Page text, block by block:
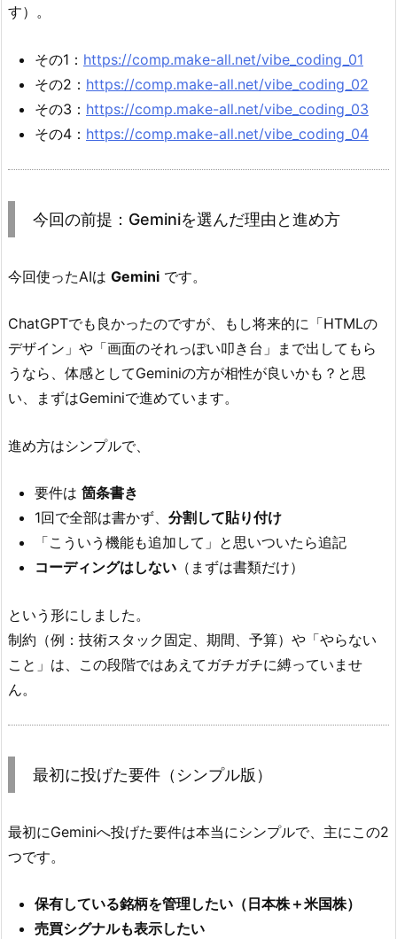
す）。
その1： https://comp.make-all.net/vibe_coding_01
その2： https://comp.make-all.net/vibe_coding_02
その3： https://comp.make-all.net/vibe_coding_03
その4： https://comp.make-all.net/vibe_coding_04
今回の前提：Geminiを選んだ理由と進め方
今回使ったAIは Gemini です。
ChatGPTでも良かったのですが、もし将来的に「HTMLの
デザイン」や「画面のそれっぽい叩き台」まで出してもら
うなら、体感としてGeminiの方が相性が良いかも？と思
い、まずはGeminiで進めています。
進め方はシンプルで、
要件は 箇条書き
1回で全部は書かず、 分割して貼り付け
「こういう機能も追加して」と思いついたら追記
コーディングはしない （まずは書類だけ）
という形にしました。
制約（例：技術スタック固定、期間、予算）や「やらない
こと」は、この段階ではあえてガチガチに縛っていませ
ん。
最初に投げた要件（シンプル版）
最初にGeminiへ投げた要件は本当にシンプルで、主にこの2
つです。
保有している銘柄を管理したい（日本株＋米国株）
売買シグナルも表示したい